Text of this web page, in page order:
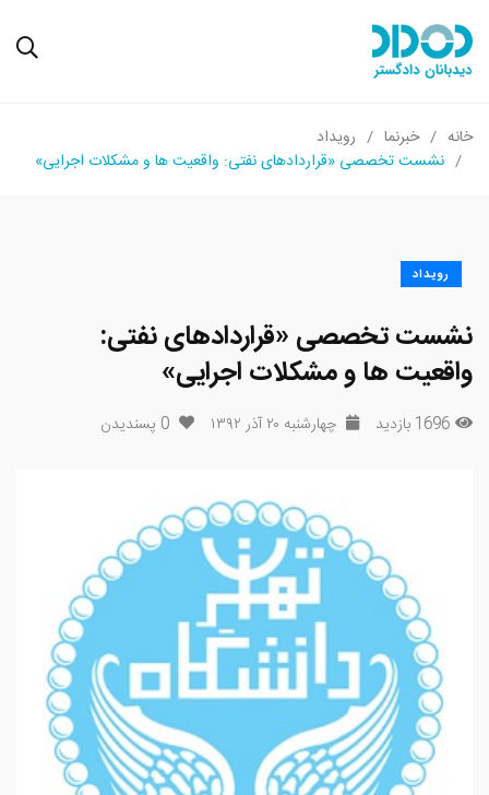
خانه خبرنما
رویداد
نشست تخصصی «قراردادهای نفتی: واقعیت ها و مشکلات اجرایی»
رویداد
نشست تخصصی «قراردادهای نفتی:
واقعیت ها و مشکلات اجرایی»
1696 بازدید چهارشنبه ۲۰ آذر ۱۳۹۲ 0 پسندیدن